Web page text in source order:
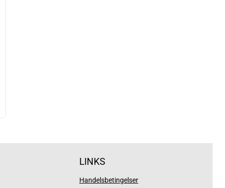
LINKS
Handelsbetingelser